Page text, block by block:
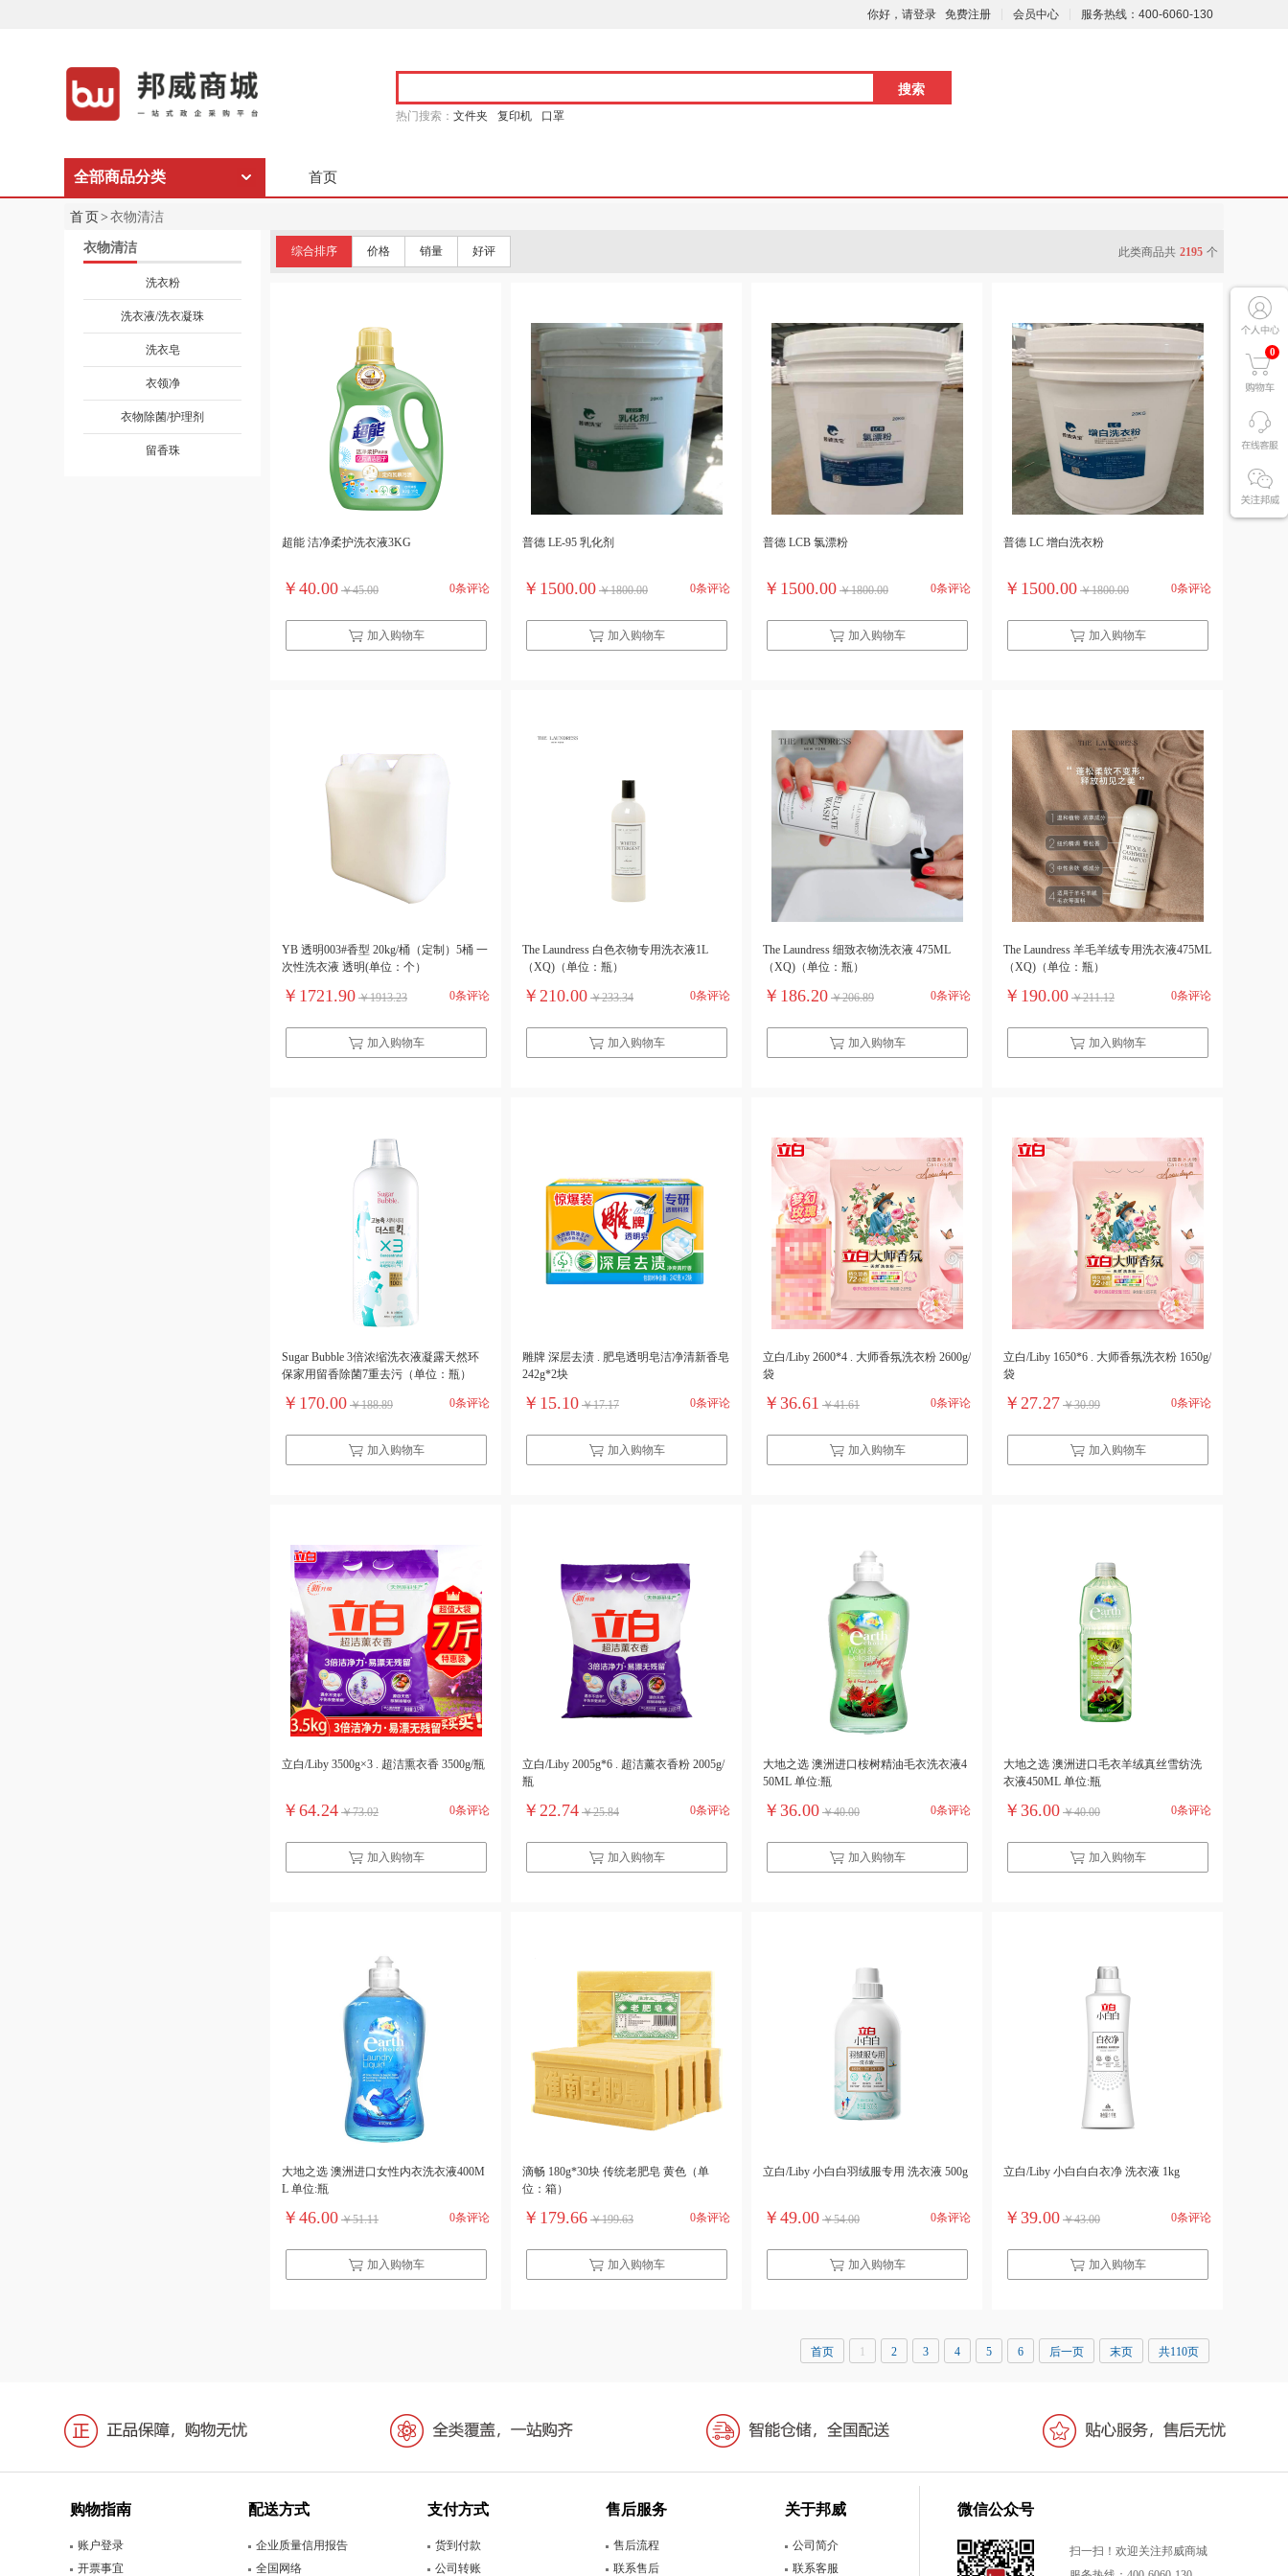
你好，请登录 免费注册 会员中心 服务热线：400-6060-130
热门搜索： 文件夹 复印机 口罩
0
全部商品分类 首页
首页> 衣物清洁
衣物清洁
洗衣粉
洗衣液/洗衣凝珠
洗衣皂
衣领净
衣物除菌/护理剂
留香珠
综合排序 价格 销量 好评 此类商品共 2195 个
超能 洁净柔护洗衣液3KG
￥40.00 ￥45.00 0条评论
加入购物车
普德 LE-95 乳化剂
￥1500.00 ￥1800.00 0条评论
加入购物车
普德 LCB 氯漂粉
￥1500.00 ￥1800.00 0条评论
加入购物车
普德 LC 增白洗衣粉
￥1500.00 ￥1800.00 0条评论
加入购物车
YB 透明003#香型 20kg/桶（定制）5桶 一
次性洗衣液 透明(单位：个）
￥1721.90 ￥1913.23 0条评论
加入购物车
The Laundress 白色衣物专用洗衣液1L
（XQ)（单位：瓶）
￥210.00 ￥233.34 0条评论
加入购物车
The Laundress 细致衣物洗衣液 475ML
（XQ)（单位：瓶）
￥186.20 ￥206.89 0条评论
加入购物车
The Laundress 羊毛羊绒专用洗衣液475ML
（XQ)（单位：瓶）
￥190.00 ￥211.12 0条评论
加入购物车
Sugar Bubble 3倍浓缩洗衣液凝露天然环
保家用留香除菌7重去污（单位：瓶）
￥170.00 ￥188.89 0条评论
加入购物车
雕牌 深层去渍 . 肥皂透明皂洁净清新香皂
242g*2块
￥15.10 ￥17.17 0条评论
加入购物车
立白/Liby 2600*4 . 大师香氛洗衣粉 2600g/
袋
￥36.61 ￥41.61 0条评论
加入购物车
立白/Liby 1650*6 . 大师香氛洗衣粉 1650g/
袋
￥27.27 ￥30.99 0条评论
加入购物车
立白/Liby 3500g×3 . 超洁熏衣香 3500g/瓶
￥64.24 ￥73.02 0条评论
加入购物车
立白/Liby 2005g*6 . 超洁薰衣香粉 2005g/
瓶
￥22.74 ￥25.84 0条评论
加入购物车
大地之选 澳洲进口桉树精油毛衣洗衣液4
50ML 单位:瓶
￥36.00 ￥40.00 0条评论
加入购物车
大地之选 澳洲进口毛衣羊绒真丝雪纺洗
衣液450ML 单位:瓶
￥36.00 ￥40.00 0条评论
加入购物车
大地之选 澳洲进口女性内衣洗衣液400M
L 单位:瓶
￥46.00 ￥51.11 0条评论
加入购物车
滴畅 180g*30块 传统老肥皂 黄色（单
位：箱）
￥179.66 ￥199.63 0条评论
加入购物车
立白/Liby 小白白羽绒服专用 洗衣液 500g
￥49.00 ￥54.00 0条评论
加入购物车
立白/Liby 小白白白衣净 洗衣液 1kg
￥39.00 ￥43.00 0条评论
加入购物车
首页 2 3 4 5 6 后一页 末页 共110页
购物指南
账户登录
开票事宜
配送方式
企业质量信用报告
全国网络
支付方式
货到付款
公司转账
售后服务
售后流程
联系售后
关于邦威
公司简介
联系客服
微信公众号
扫一扫！欢迎关注邦威商城